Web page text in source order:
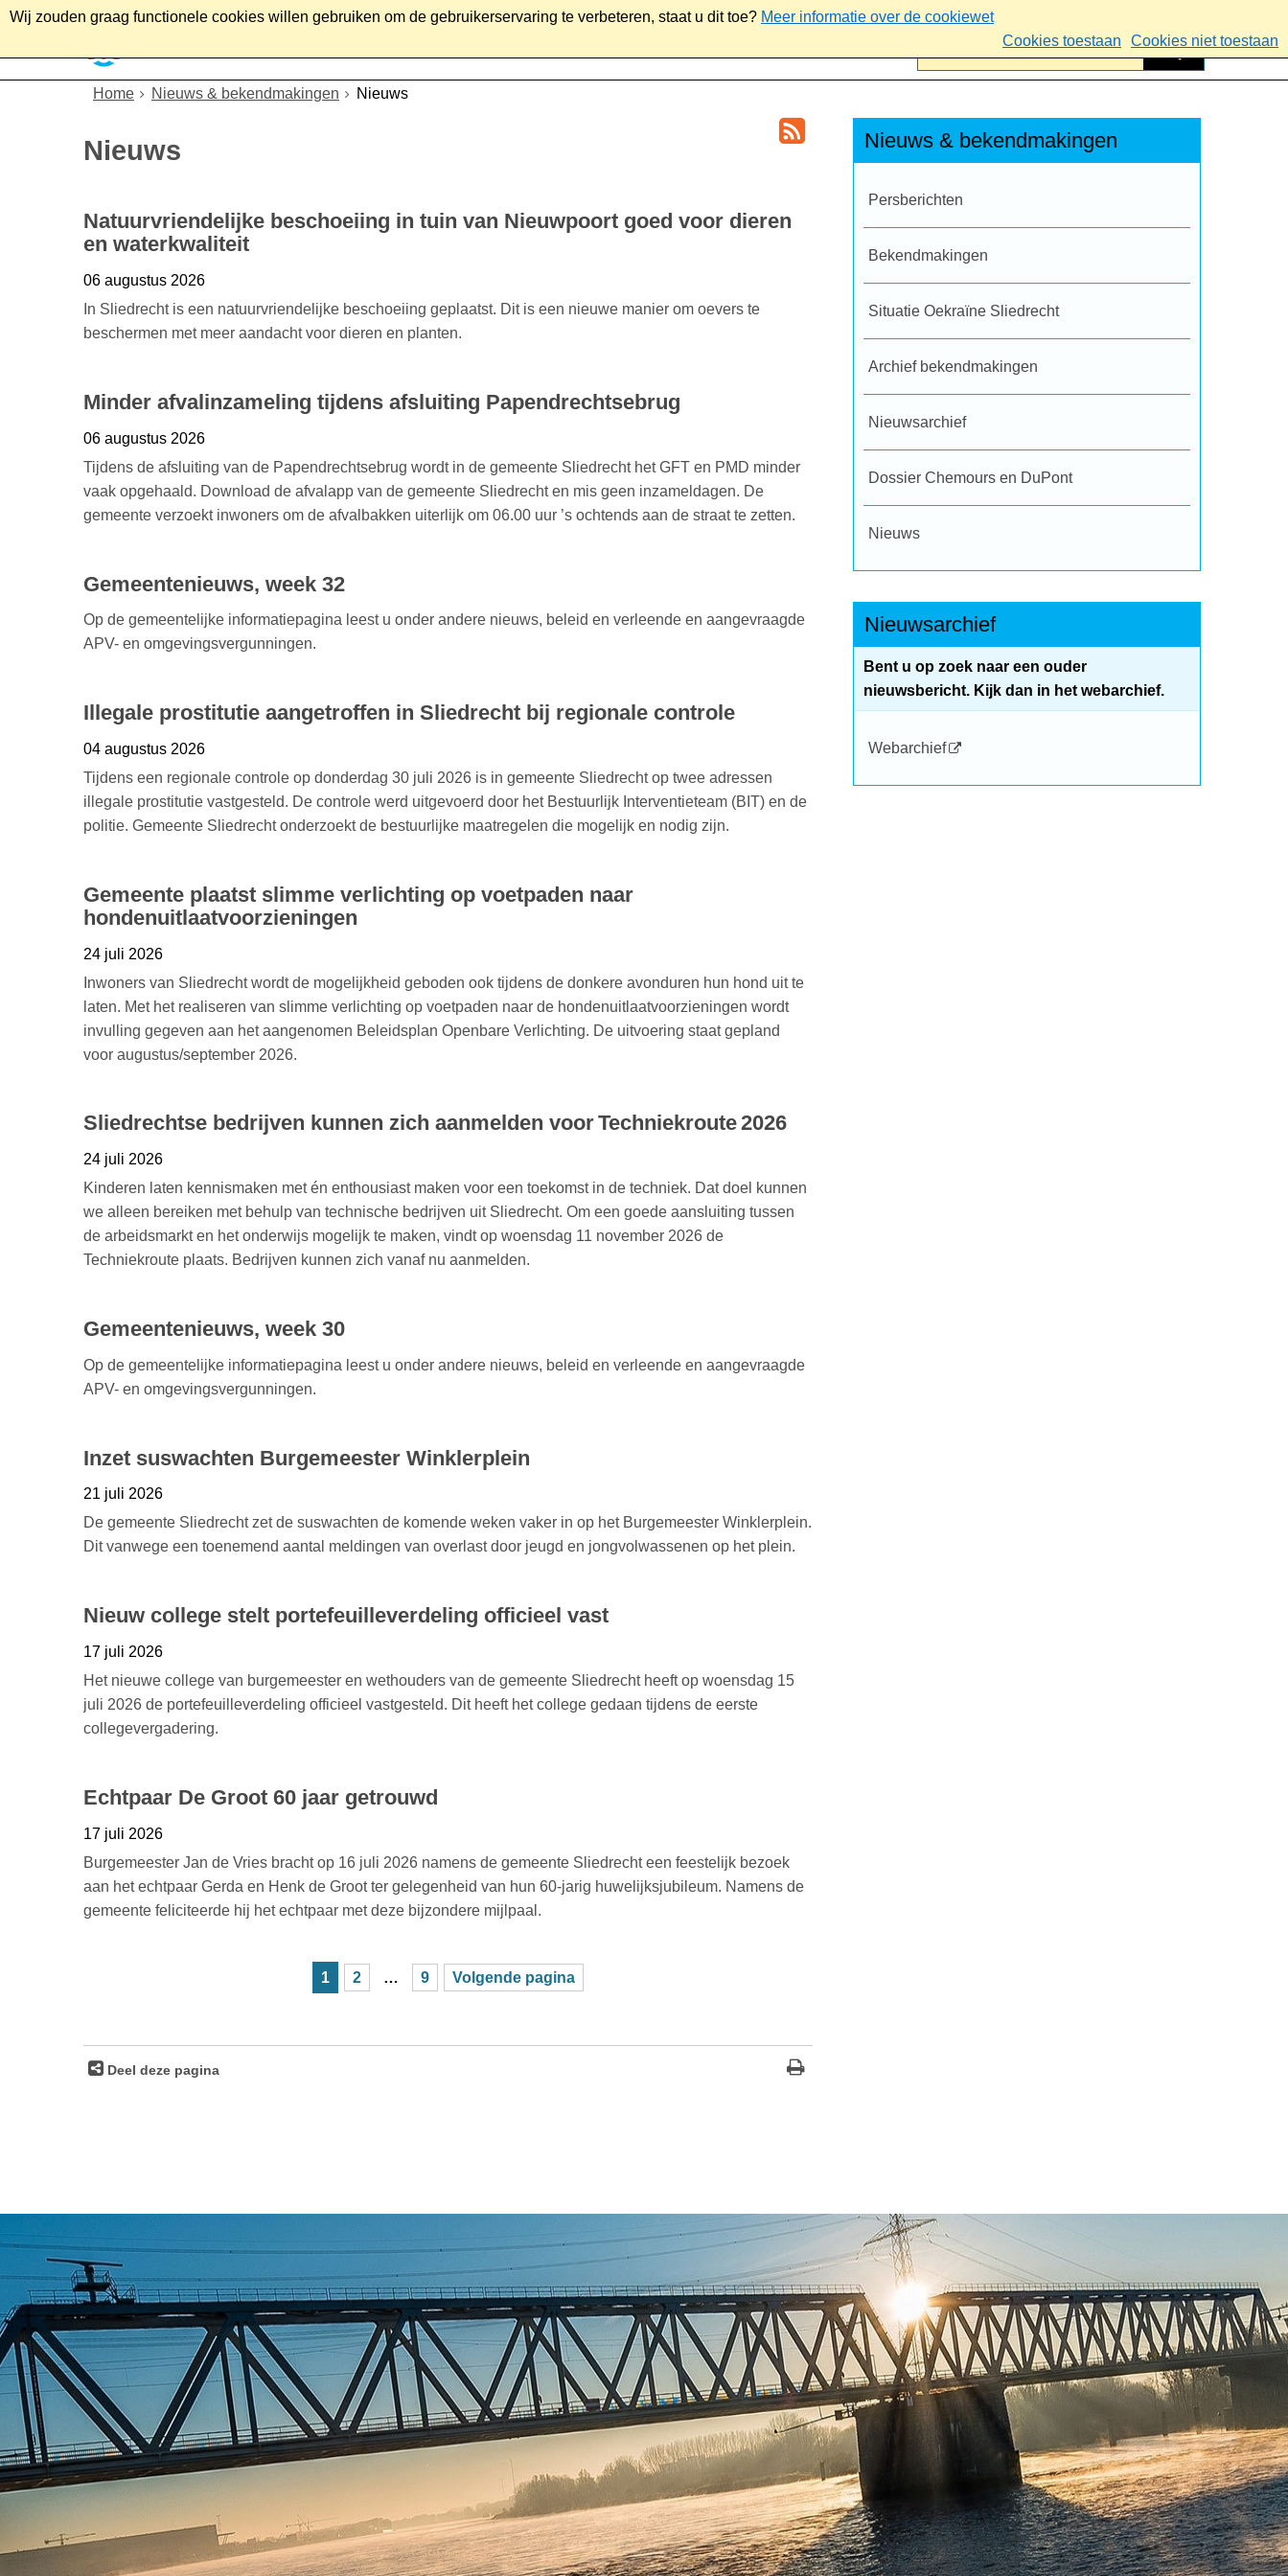
Wij zouden graag functionele cookies willen gebruiken om de gebruikerservaring te verbeteren, staat u dit toe? Meer informatie over de cookiewet
Cookies toestaan
Cookies niet toestaan
Home Nieuws & bekendmakingen Nieuws
Nieuws
Natuurvriendelijke beschoeiing in tuin van Nieuwpoort goed voor dieren
en waterkwaliteit
06 augustus 2026
In Sliedrecht is een natuurvriendelijke beschoeiing geplaatst. Dit is een nieuwe manier om oevers te
beschermen met meer aandacht voor dieren en planten.
Minder afvalinzameling tijdens afsluiting Papendrechtsebrug
06 augustus 2026
Tijdens de afsluiting van de Papendrechtsebrug wordt in de gemeente Sliedrecht het GFT en PMD minder
vaak opgehaald. Download de afvalapp van de gemeente Sliedrecht en mis geen inzameldagen. De
gemeente verzoekt inwoners om de afvalbakken uiterlijk om 06.00 uur ’s ochtends aan de straat te zetten.
Gemeentenieuws, week 32
Op de gemeentelijke informatiepagina leest u onder andere nieuws, beleid en verleende en aangevraagde
APV- en omgevingsvergunningen.
Illegale prostitutie aangetroffen in Sliedrecht bij regionale controle
04 augustus 2026
Tijdens een regionale controle op donderdag 30 juli 2026 is in gemeente Sliedrecht op twee adressen
illegale prostitutie vastgesteld. De controle werd uitgevoerd door het Bestuurlijk Interventieteam (BIT) en de
politie. Gemeente Sliedrecht onderzoekt de bestuurlijke maatregelen die mogelijk en nodig zijn.
Gemeente plaatst slimme verlichting op voetpaden naar
hondenuitlaatvoorzieningen
24 juli 2026
Inwoners van Sliedrecht wordt de mogelijkheid geboden ook tijdens de donkere avonduren hun hond uit te
laten. Met het realiseren van slimme verlichting op voetpaden naar de hondenuitlaatvoorzieningen wordt
invulling gegeven aan het aangenomen Beleidsplan Openbare Verlichting. De uitvoering staat gepland
voor augustus/september 2026.
Sliedrechtse bedrijven kunnen zich aanmelden voor Techniekroute 2026
24 juli 2026
Kinderen laten kennismaken met én enthousiast maken voor een toekomst in de techniek. Dat doel kunnen
we alleen bereiken met behulp van technische bedrijven uit Sliedrecht. Om een goede aansluiting tussen
de arbeidsmarkt en het onderwijs mogelijk te maken, vindt op woensdag 11 november 2026 de
Techniekroute plaats. Bedrijven kunnen zich vanaf nu aanmelden.
Gemeentenieuws, week 30
Op de gemeentelijke informatiepagina leest u onder andere nieuws, beleid en verleende en aangevraagde
APV- en omgevingsvergunningen.
Inzet suswachten Burgemeester Winklerplein
21 juli 2026
De gemeente Sliedrecht zet de suswachten de komende weken vaker in op het Burgemeester Winklerplein.
Dit vanwege een toenemend aantal meldingen van overlast door jeugd en jongvolwassenen op het plein.
Nieuw college stelt portefeuilleverdeling officieel vast
17 juli 2026
Het nieuwe college van burgemeester en wethouders van de gemeente Sliedrecht heeft op woensdag 15
juli 2026 de portefeuilleverdeling officieel vastgesteld. Dit heeft het college gedaan tijdens de eerste
collegevergadering.
Echtpaar De Groot 60 jaar getrouwd
17 juli 2026
Burgemeester Jan de Vries bracht op 16 juli 2026 namens de gemeente Sliedrecht een feestelijk bezoek
aan het echtpaar Gerda en Henk de Groot ter gelegenheid van hun 60-jarig huwelijksjubileum. Namens de
gemeente feliciteerde hij het echtpaar met deze bijzondere mijlpaal.
1 2 … 9 Volgende pagina
Deel deze pagina
Nieuws & bekendmakingen
Persberichten
Bekendmakingen
Situatie Oekraïne Sliedrecht
Archief bekendmakingen
Nieuwsarchief
Dossier Chemours en DuPont
Nieuws
Nieuwsarchief
Bent u op zoek naar een ouder
nieuwsbericht. Kijk dan in het webarchief.
Webarchief